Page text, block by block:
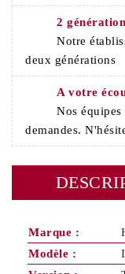
2
Notre
deux générations
A votre
Nos
demandes.
Marque :
Modèle :